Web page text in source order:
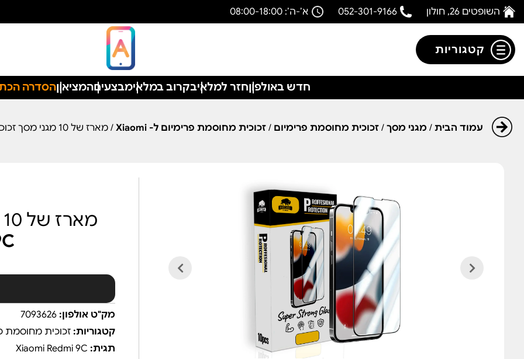
השופטים 26, חולון 052-301-9166 א’-ה’: 08:00-18:00
קטגוריות
חדש באולפוןחזר למלאיבקרוב במלאימבצעיםהמציאוןהסדרה
עמוד הבית / מגני מסך /זכוכית מחוסמת פרימיום /זכוכית מחוסמת פרימיום ל- Xiaomi / מארז של 10 מגני מסך זכוכית פרימיום ל- Xiaomi Redmi 9C
מארז של 10 מגני מסך זכוכית פרימיום ל-
מק"ט אולפון: 7093626
קטגוריות: זכוכית מחוסמת
תגית: Xiaomi Redmi 9C